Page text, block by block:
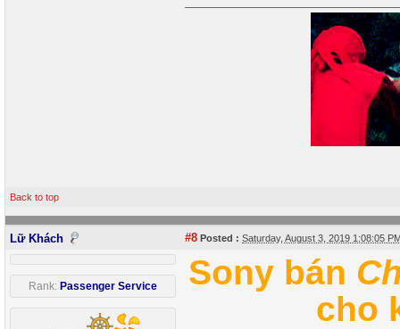
Back to top
Lữ Khách #8 Posted : Saturday, August 3, 2019 1:08:05
Rank: Passenger Service Sony bán
cho